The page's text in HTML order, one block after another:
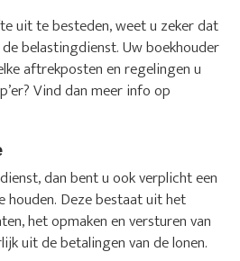
uit te besteden, weet u zeker dat
belastingdienst. Uw boekhouder
aftrekposten en regelingen u
Vind dan meer info op
dan bent u ook verplicht een
Deze bestaat uit het
het opmaken en versturen van
uit de betalingen van de lonen.